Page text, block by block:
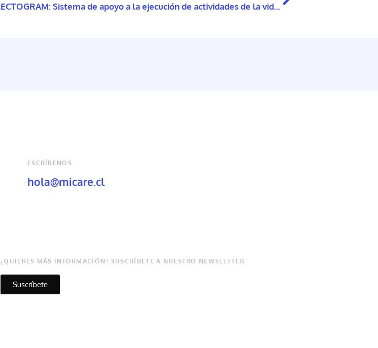
LECTOGRAM: Sistema de apoyo a la ejecución de actividades de la vida diaria para personas con demencia
ESCRÍBENOS
hola@micare.cl
¿QUIERES MÁS INFORMACIÓN? SUSCRÍBETE A NUESTRO NEWSLETTER
Suscríbete